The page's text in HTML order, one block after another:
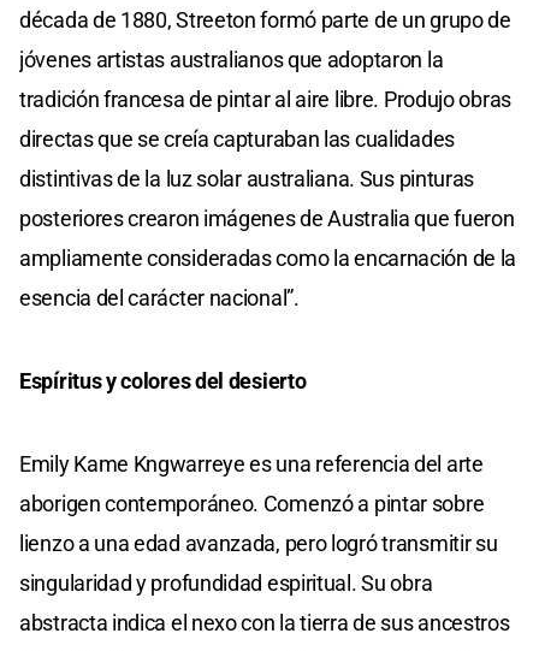
década de 1880, Streeton formó parte de un grupo de
jóvenes artistas australianos que adoptaron la
tradición francesa de pintar al aire libre. Produjo obras
directas que se creía capturaban las cualidades
distintivas de la luz solar australiana. Sus pinturas
posteriores crearon imágenes de Australia que fueron
ampliamente consideradas como la encarnación de la
esencia del carácter nacional”.
Espíritus y colores del desierto
Emily Kame Kngwarreye es una referencia del arte
aborigen contemporáneo. Comenzó a pintar sobre
lienzo a una edad avanzada, pero logró transmitir su
singularidad y profundidad espiritual. Su obra
abstracta indica el nexo con la tierra de sus ancestros